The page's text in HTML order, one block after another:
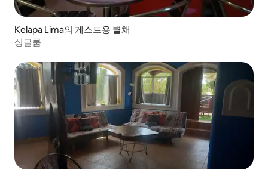
Kelapa Lima의 게스트용 별채
싱글룸